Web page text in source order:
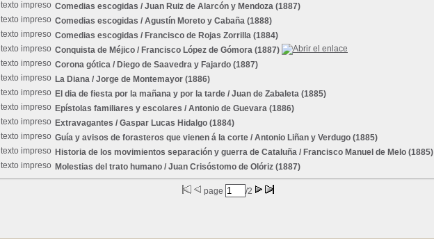
Comedias escogidas / Juan Ruiz de Alarcón y Mendoza (1887)
Comedias escogidas / Agustín Moreto y Cabaña (1888)
Comedias escogidas / Francisco de Rojas Zorrilla (1884)
Conquista de Méjico / Francisco López de Gómora (1887)
Corona gótica / Diego de Saavedra y Fajardo (1887)
La Diana / Jorge de Montemayor (1886)
El dia de fiesta por la mañana y por la tarde / Juan de Zabaleta (1885)
Epístolas familiares y escolares / Antonio de Guevara (1886)
Extravagantes / Gaspar Lucas Hidalgo (1884)
Guía y avisos de forasteros que vienen á la corte / Antonio Liñan y Verdugo (1885)
Historia de los movimientos separación y guerra de Cataluña / Francisco Manuel de Melo (1885)
Molestias del trato humano / Juan Crisóstomo de Olóriz (1887)
page /2